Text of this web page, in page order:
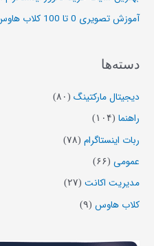
ی
آموزش تصویری 0 تا 100 کلاب هاوس | clubhouse
دسته‌ها
دیجیتال مارکتینگ (۸۰)
راهنما (۱۰۴)
ربات اینستاگرام (۷۸)
عمومی (۶۶)
مدیریت اکانت (۲۷)
کلاب هاوس (۹)